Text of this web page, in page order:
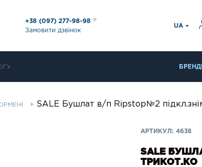
+38 (097) 277-98-98
Замовити дзвінок
UA
SALE Бушлат в/п Ripstop№2
АРТИКУЛ: 4638
SALE
ТРИКОТ.КО